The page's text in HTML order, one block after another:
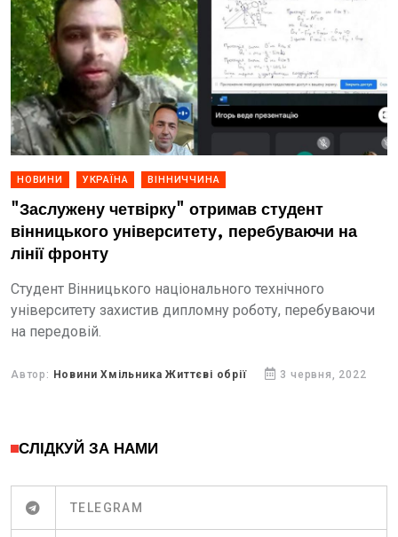
НОВИНИ УКРАЇНА ВІННИЧЧИНА
"Заслужену четвірку" отримав студент
вінницького університету, перебуваючи на
лінії фронту
Студент Вінницького національного технічного
університету захистив дипломну роботу, перебуваючи
на передовій.
Автор: Новини Хмільника Життєві обрії 3 червня, 2022
СЛІДКУЙ ЗА НАМИ
TELEGRAM